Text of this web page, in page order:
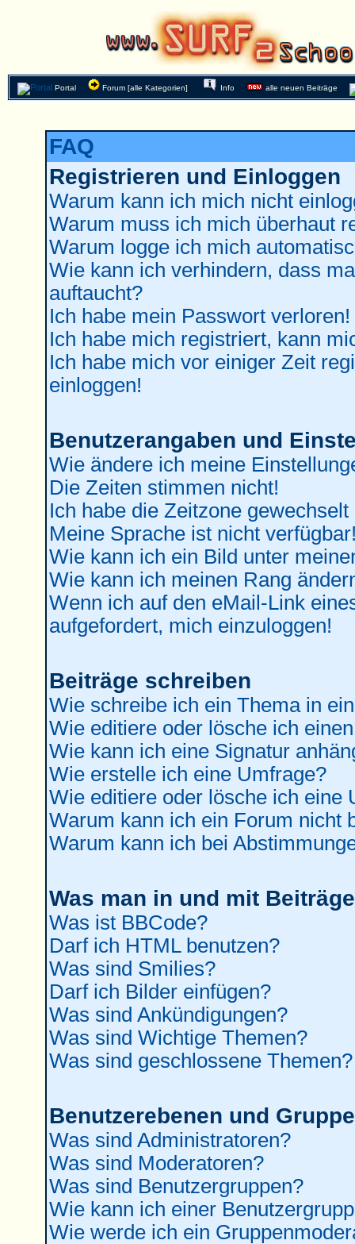
Portal Forum [alle Kategorien] Info alle neuen Beiträge
FAQ
Registrieren und Einloggen
Warum kann ich mich nicht
Warum muss ich mich überhaut
Warum logge ich mich
Wie kann ich verhindern, dass
auftaucht?
Ich habe mein Passwort verloren!
Ich habe mich registriert, kann
Ich habe mich vor einiger Zeit
einloggen!
Benutzerangaben und
Wie ändere ich meine
Die Zeiten stimmen nicht!
Ich habe die Zeitzone
Meine Sprache ist nicht
Wie kann ich ein Bild unter
Wie kann ich meinen Rang
Wenn ich auf den eMail-Link
aufgefordert, mich einzuloggen!
Beiträge schreiben
Wie schreibe ich ein Thema in
Wie editiere oder lösche ich
Wie kann ich eine Signatur
Wie erstelle ich eine Umfrage?
Wie editiere oder lösche ich eine
Warum kann ich ein Forum nicht
Warum kann ich bei
Was man in und mit
Was ist BBCode?
Darf ich HTML benutzen?
Was sind Smilies?
Darf ich Bilder einfügen?
Was sind Ankündigungen?
Was sind Wichtige Themen?
Was sind geschlossene Themen?
Benutzerebenen und
Was sind Administratoren?
Was sind Moderatoren?
Was sind Benutzergruppen?
Wie kann ich einer
Wie werde ich ein